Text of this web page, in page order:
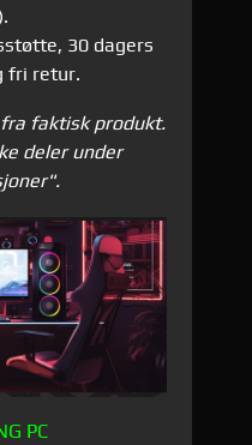
30 dagers
fri retur.
faktisk produkt.
deler under
PC